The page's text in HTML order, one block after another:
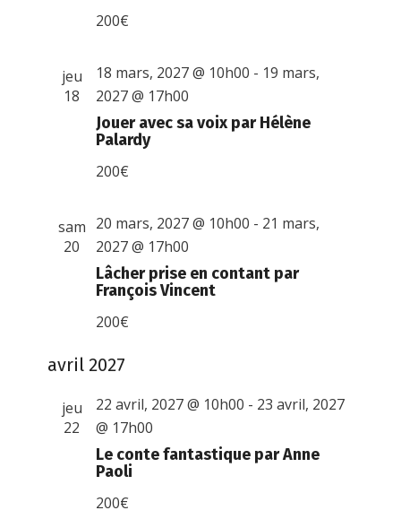
200€
jeu
18
Jouer avec sa voix par Hélène
Palardy
18 mars, 2027 @ 10h00 - 19 mars,
2027 @ 17h00
200€
sam
20
Lâcher prise en contant par
François Vincent
20 mars, 2027 @ 10h00 - 21 mars,
2027 @ 17h00
200€
avril 2027
jeu
22
Le conte fantastique par Anne
Paoli
22 avril, 2027 @ 10h00 - 23 avril, 2027
@ 17h00
200€